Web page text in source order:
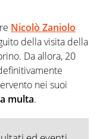
Nicolò Zaniolo
della visita della
Da allora, 20
nei suoi
multa.